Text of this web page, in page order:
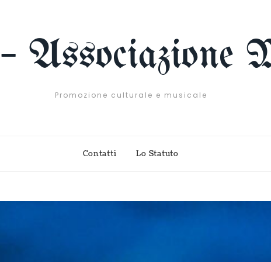
Associazione
Promozione culturale e musicale
Contatti Lo Statuto